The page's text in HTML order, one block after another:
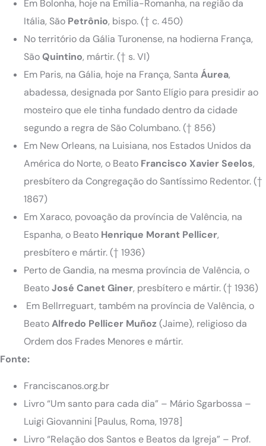
Em Bolonha, hoje na Emília-Romanha, na região da
Itália, São Petrônio, bispo.(† c. 450)
No território da Gália Turonense, na hodierna França,
SãoQuintino, mártir.(† s. VI)
Em Paris, na Gália, hoje na França, Santa Áurea,
abadessa, designada por Santo Elígio para presidir ao
mosteiro que ele tinha fundado dentro da cidade
segundo a regra de São Columbano.(† 856)
Em New Orleans, na Luisiana, nos Estados Unidos da
América do Norte, o Beato Francisco Xavier Seelos,
presbítero da Congregação do Santíssimo Redentor.(†
1867)
Em Xaraco, povoação da província de Valência, na
Espanha, o Beato Henrique Morant Pellicer,
presbítero e mártir.(† 1936)
Perto de Gandia, na mesma província de Valência, o
BeatoJosé Canet Giner, presbítero e mártir.(† 1936)
Em Bellrreguart, também na província de Valência, o
BeatoAlfredo Pellicer Muñoz (Jaime), religioso da
Ordem dos Frades Menores e mártir.
Fonte:
Franciscanos.org.br
Livro “Um santo para cada dia” – Mário Sgarbossa –
Luigi Giovannini [Paulus, Roma, 1978]
Livro “Relação dos Santos e Beatos da Igreja” – Prof.